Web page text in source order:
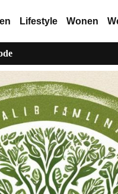
Lifestyle Wonen